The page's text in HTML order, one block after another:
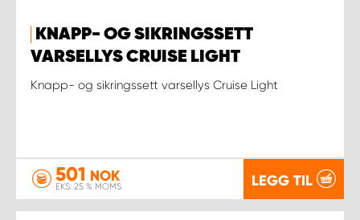
KNAPP- OG SIKRINGSSETT
VARSELLYS CRUISE LIGHT
Knapp- og sikringssett varsellys Cruise Light
501 NOK
EKS. 25 % MOMS LEGG TIL